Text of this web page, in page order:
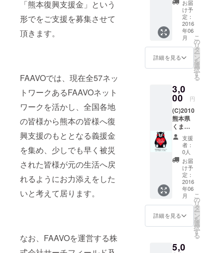
「熊本復興支援金」という
形でをご支援を募集させて
頂きます。
FAAVOでは、現在全57ネッ
トワークあるFAAVOネット
ワークを活かし、全国各地
の皆様から熊本の皆様へ復
興支援のもととなる義援金
を集め、少しでも早く被災
された皆様が元の生活へ戻
れるようにお力添えをした
いと考えて居ります。
なお、FAAVOを運営する株
お届
け予
定：
2016
年06
月
詳細を見る
こ
の
リ
タ
ー
ン
を
選
択
す
る
3,0
00 円
(C)2010
熊本県
くまモ
ン#熊本
支援支援
者：
0人
お届
け予
定：
2016
年06
月
詳細を見る
こ
の
リ
タ
ー
ン
を
選
択
す
る
5,0